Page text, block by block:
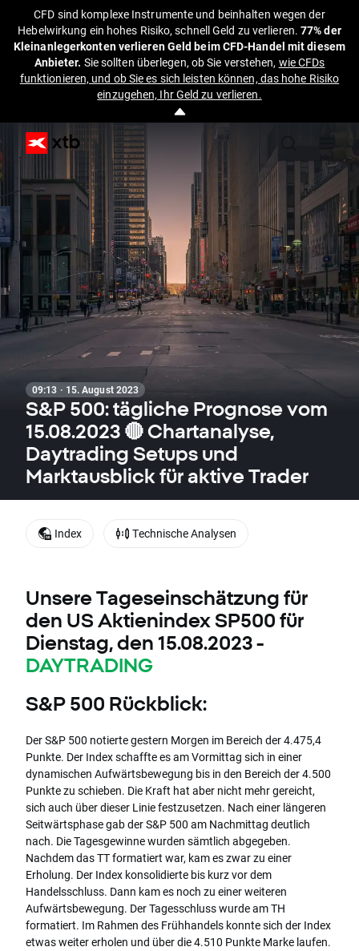
CFD sind komplexe Instrumente und beinhalten wegen der
Hebelwirkung ein hohes Risiko, schnell Geld zu verlieren.77% der
Kleinanlegerkonten verlieren Geld beim CFD-Handel mit diesem
Anbieter. Sie sollten überlegen, ob Sie verstehen, wie CFDs
funktionieren, und ob Sie es sich leisten können, das hohe Risiko
einzugehen, Ihr Geld zu verlieren.
09:13 · 15. August 2023
S&P 500: tägliche Prognose vom
15.08.2023 🔴 Chartanalyse,
Daytrading Setups und
Marktausblick für aktive Trader
Unsere Tageseinschätzung für
den US Aktienindex SP500 für
Dienstag, den 15.08.2023 -
DAYTRADING
S&P 500 Rückblick:
Der S&P 500 notierte gestern Morgen im Bereich der 4.475,4
Punkte. Der Index schaffte es am Vormittag sich in einer
dynamischen Aufwärtsbewegung bis in den Bereich der 4.500
Punkte zu schieben. Die Kraft hat aber nicht mehr gereicht,
sich auch über dieser Linie festzusetzen. Nach einer längeren
Seitwärtsphase gab der S&P 500 am Nachmittag deutlich
nach. Die Tagesgewinne wurden sämtlich abgegeben.
Nachdem das TT formatiert war, kam es zwar zu einer
Erholung. Der Index konsolidierte bis kurz vor dem
Handelsschluss. Dann kam es noch zu einer weiteren
Aufwärtsbewegung. Der Tagesschluss wurde am TH
formatiert. Im Rahmen des Frühhandels konnte sich der Index
etwas weiter erholen und über die 4.510 Punkte Marke laufen.
Index Technische Analysen